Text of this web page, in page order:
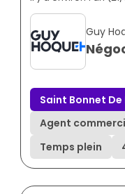
Guy
Saint Bonnet De
Agent
Temps plein